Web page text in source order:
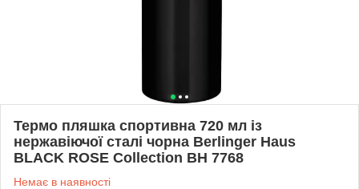
Термо пляшка спортивна 720 мл із
нержавіючої сталі чорна Berlinger Haus
BLACK ROSE Collection BH 7768
Немає в наявності